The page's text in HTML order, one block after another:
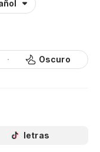
Oscuro
letras